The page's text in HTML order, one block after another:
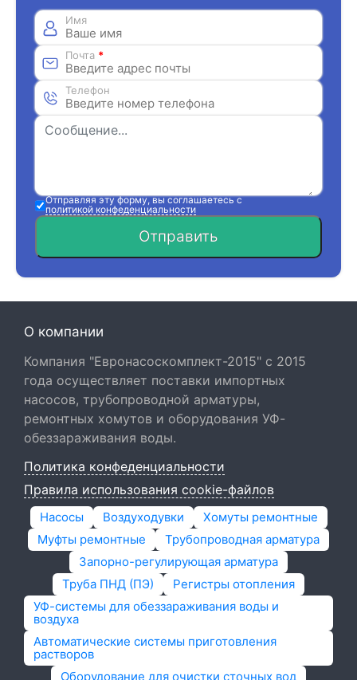
Имя
Почта *
Телефон
Отправляя эту форму, вы соглашаетесь с
политикой конфеденциальности
Отправить
О компании
Компания "Евронасоскомплект-2015" с 2015
года осуществляет поставки импортных
насосов, трубопроводной арматуры,
ремонтных хомутов и оборудования УФ-
обеззараживания воды.
Политика конфеденциальности
Правила использования cookie-файлов
Насосы Воздуходувки
Хомуты ремонтные
Муфты ремонтные
Трубопроводная арматура
Запорно-регулирующая арматура
Труба ПНД (ПЭ)
Регистры отопления
УФ-системы для обеззараживания воды и
воздуха
Автоматические системы приготовления
растворов
Оборудование для очистки сточных вод